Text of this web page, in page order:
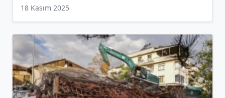
18 Kasım 2025